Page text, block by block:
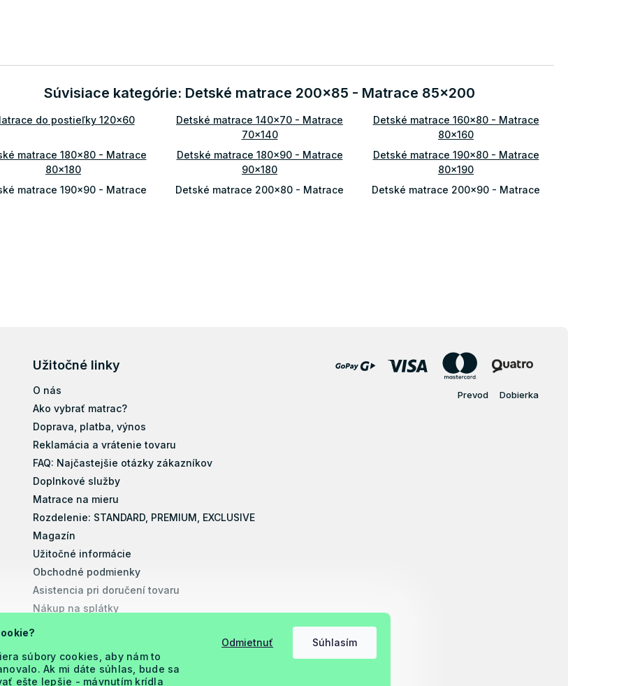
súbory cookies, aby nám to
Ak mi dáte súhlas, bude sa
ešte lepšie - mávnutím krídla
Odmietnuť Súhlasím
á
a
i
e
p
r
v
k
Súvisiace kategórie: Detské matrace 200x85 - Matrace 85x200
do postieľky 120x60
Detské matrace 140x70 - Matrace
70x140
Detské matrace 160x80 - Matrace
80x160
matrace 180x80 - Matrace
80x180
Detské matrace 180x90 - Matrace
90x180
Detské matrace 190x80 - Matrace
80x190
matrace 190x90 - Matrace
Detské matrace 200x80 - Matrace
Detské matrace 200x90 - Matrace
Užitočné linky
O nás
Ako vybrať matrac?
Doprava, platba, výnos
Reklamácia a vrátenie tovaru
FAQ: Najčastejšie otázky zákazníkov
Doplnkové služby
Matrace na mieru
Rozdelenie: STANDARD, PREMIUM, EXCLUSIVE
Magazín
Užitočné informácie
Obchodné podmienky
Asistencia pri doručení tovaru
Nákup na splátky
Montážne návody
Podmienky ochrany osobných údajov
Prevod Dobierka